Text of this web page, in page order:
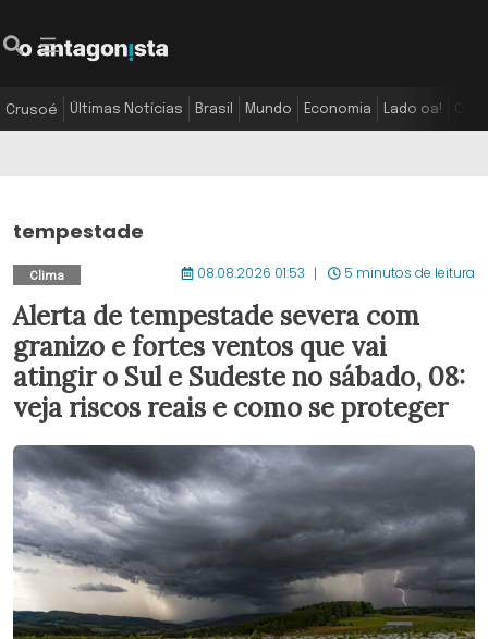
Crusoé Últimas Notícias Brasil Mundo Economia Lado oa!
tempestade
Clima 08.08.2026 01:53 5 minutos de leitura
Alerta de tempestade severa com
granizo e fortes ventos que vai
atingir o Sul e Sudeste no sábado, 08:
veja riscos reais e como se proteger